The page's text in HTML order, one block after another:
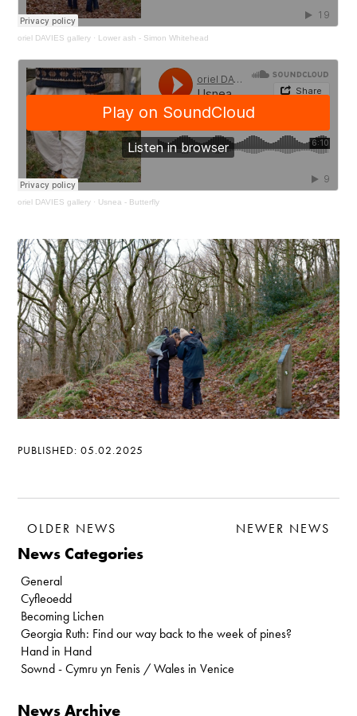
oriel DAVIES gallery · Lower ash - Simon Whitehead
oriel DAVIES gallery · Usnea - Butterfly
PUBLISHED: 05.02.2025
OLDER NEWS NEWER NEWS
News Categories
General
Cyfleoedd
Becoming Lichen
Georgia Ruth: Find our way back to the week of pines?
Hand in Hand
Sownd - Cymru yn Fenis / Wales in Venice
News Archive